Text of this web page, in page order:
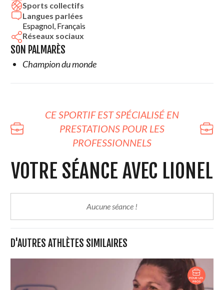
Sports collectifs
Langues parlées
Espagnol, Français
Réseaux sociaux
SON PALMARÈS
Champion du monde
CE SPORTIF EST SPÉCIALISÉ EN
PRESTATIONS POUR LES
PROFESSIONNELS
VOTRE SÉANCE AVEC LIONEL
Aucune séance !
D'AUTRES ATHLÈTES SIMILAIRES